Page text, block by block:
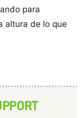
para
altura de lo que